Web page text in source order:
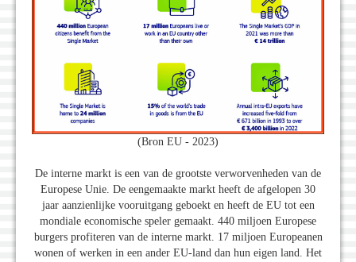
(Bron EU - 2023)
De interne markt is een van de grootste verworvenheden van de
Europese Unie. De eengemaakte markt heeft de afgelopen 30
jaar aanzienlijke vooruitgang geboekt en heeft de EU tot een
mondiale economische speler gemaakt. 440 miljoen Europese
burgers profiteren van de interne markt. 17 miljoen Europeanen
wonen of werken in een ander EU-land dan hun eigen land. Het